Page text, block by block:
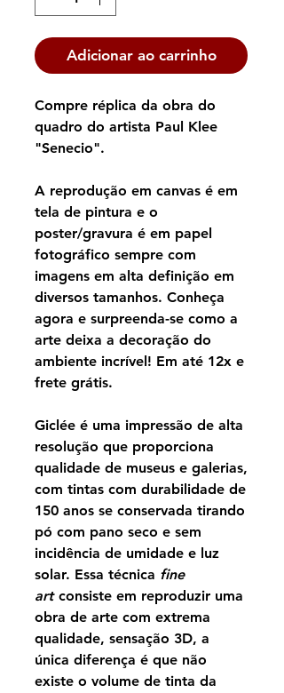
Adicionar ao carrinho
Compre réplica da obra do
quadro do artista Paul Klee
"Senecio".
A reprodução em canvas é em
tela de pintura e o
poster/gravura é em papel
fotográfico sempre com
imagens em alta definição em
diversos tamanhos. Conheça
agora e surpreenda-se como a
arte deixa a decoração do
ambiente incrível! Em até 12x e
frete grátis.
Giclée é uma impressão de alta
resolução que proporciona
qualidade de museus e galerias,
com tintas com durabilidade de
150 anos se conservada tirando
pó com pano seco e sem
incidência de umidade e luz
solar. Essa técnica fine
artconsiste em reproduzir uma
obra de arte com extrema
qualidade, sensação 3D, a
única diferença é que não
existe o volume de tinta da